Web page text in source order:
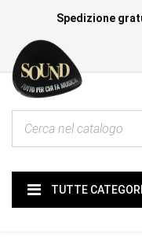
Spedizione
TUTTE